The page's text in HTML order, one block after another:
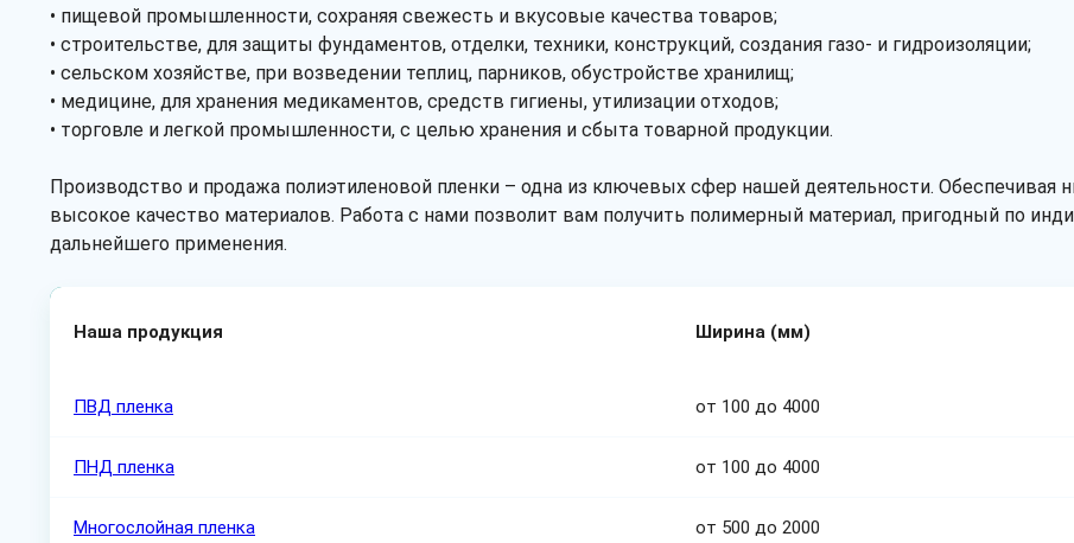
• пищевой промышленности, сохраняя свежесть и вкусовые качества товаров;
• строительстве, для защиты фундаментов, отделки, техники, конструкций, создания газо- и гидроизоляции;
• сельском хозяйстве, при возведении теплиц, парников, обустройстве хранилищ;
• медицине, для хранения медикаментов, средств гигиены, утилизации отходов;
• торговле и легкой промышленности, с целью хранения и сбыта товарной продукции.
Производство и продажа полиэтиленовой пленки – одна из ключевых сфер нашей деятельности.
высокое качество материалов. Работа с нами позволит вам получить полимерный материал, пригодный по
дальнейшего применения.
Наша продукция Ширина (мм)
ПВД пленка от 100 до 4000
ПНД пленка от 100 до 4000
Многослойная пленка от 500 до 2000